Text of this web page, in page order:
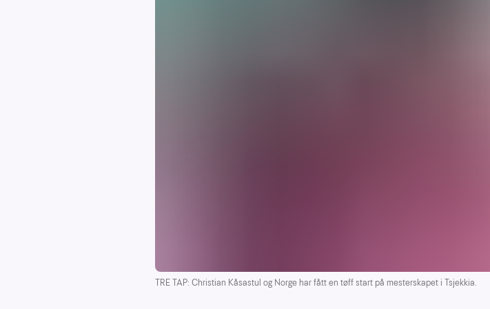
TRE TAP: Christian Kåsastul og Norge har fått en tøff start på mesterskapet i Tsjekkia.